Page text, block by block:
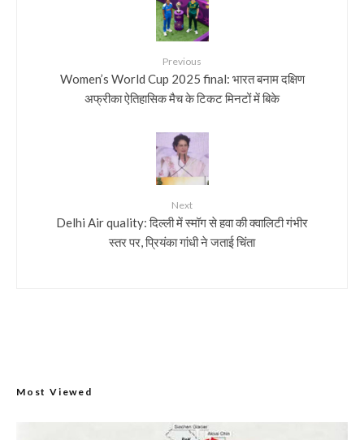
Previous
Women’s World Cup 2025 final: भारत बनाम दक्षिण
अफ्रीका ऐतिहासिक मैच के टिकट मिनटों में बिके
Next
Delhi Air quality: दिल्ली में स्मॉग से हवा की क्वालिटी गंभीर
स्तर पर, प्रियंका गांधी ने जताई चिंता
Most Viewed